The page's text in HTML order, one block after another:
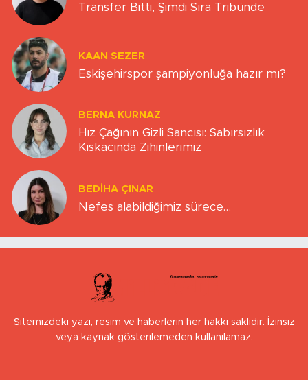
Transfer Bitti, Şimdi Sıra Tribünde
KAAN SEZER
Eskişehirspor şampiyonluğa hazır mı?
BERNA KURNAZ
Hız Çağının Gizli Sancısı: Sabırsızlık
Kıskacında Zihinlerimiz
BEDIHA ÇINAR
Nefes alabildiğimiz sürece…
Sitemizdeki yazı, resim ve haberlerin her hakkı saklıdır. İzinsiz
veya kaynak gösterilemeden kullanılamaz.